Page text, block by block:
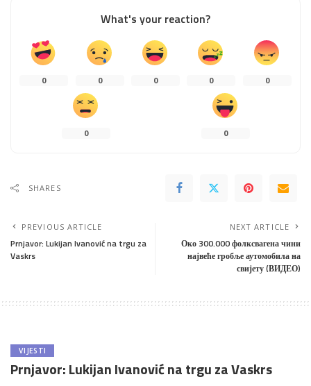
What's your reaction?
0 0 0 0 0
0 0
SHARES
PREVIOUS ARTICLE
Prnjavor: Lukijan Ivanović na trgu za
Vaskrs
NEXT ARTICLE
Око 300.000 фолксвагена чини
највеће гробље аутомобила на
свијету (ВИДЕО)
VIJESTI
Prnjavor: Lukijan Ivanović na trgu za Vaskrs